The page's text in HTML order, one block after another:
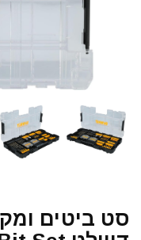
סט ביטים